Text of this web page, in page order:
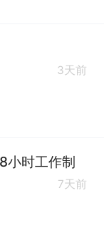
3天前
时工作制
7天前